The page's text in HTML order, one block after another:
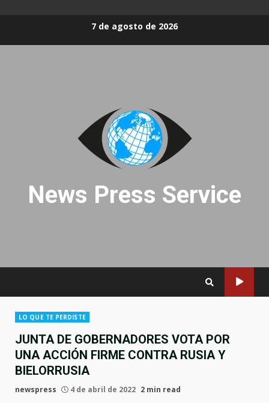
7 de agosto de 2026
News Press Service
LO QUE TE PERDISTE
JUNTA DE GOBERNADORES VOTA POR
UNA ACCIÓN FIRME CONTRA RUSIA Y
BIELORRUSIA
newspress 4 de abril de 2022 2 min read